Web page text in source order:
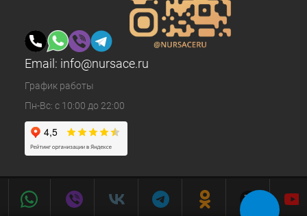
Email: info@nursace.ru
График работы
Пн-Вс: с 10:00 до 22:00